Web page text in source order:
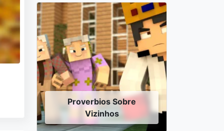
Proverbios Sobre
Vizinhos